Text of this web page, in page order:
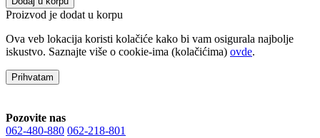
Proizvod je dodat u korpu
Ova veb lokacija koristi kolačiće kako bi vam osigurala najbolje
iskustvo. Saznajte više o cookie-ima (kolačićima) ovde.
Prihvatam
Pozovite nas
062-480-880 062-218-801